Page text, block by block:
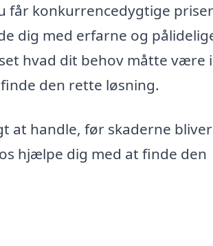
får konkurrencedygtige
dig med erfarne og
hvad dit behov måtte være i
den rette løsning.
at handle, før skaderne
hjælpe dig med at finde den